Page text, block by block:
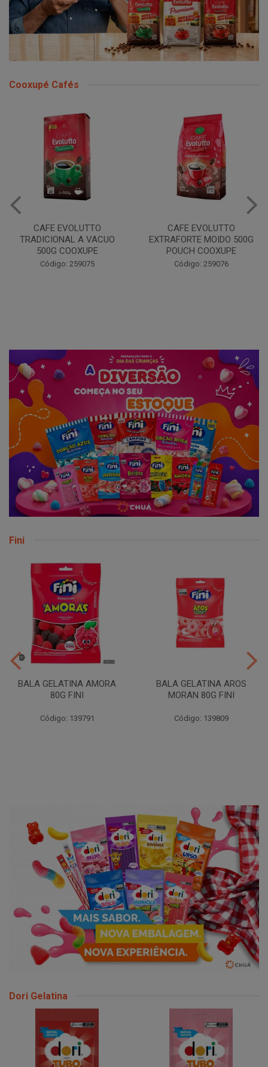
Cooxupé Cafés
CAFE EVOLUTTO
TRADICIONAL A VACUO
500G COOXUPE
Código: 259075
CAFE EVOLUTTO
EXTRAFORTE MOIDO 500G
POUCH COOXUPE
Código: 259076
Fini
BALA GELATINA AMORA
80G FINI
Código: 139791
BALA GELATINA AROS
MORAN 80G FINI
Código: 139809
Dori Gelatina